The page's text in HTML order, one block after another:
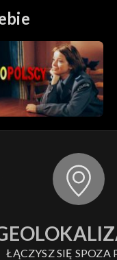
ŁĄCZYSZ SIĘ SPOZA